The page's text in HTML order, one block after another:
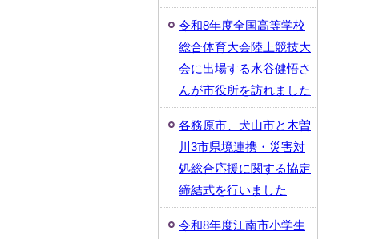
令和8年度全国高等学校
総合体育大会陸上競技大
会に出場する水谷健悟さ
んが市役所を訪れました
各務原市、犬山市と木曽
川3市県境連携・災害対
処総合応援に関する協定
締結式を行いました
令和8年度江南市小学生